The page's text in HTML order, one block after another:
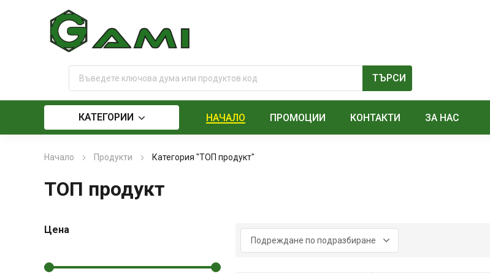
КАТЕГОРИИ НАЧАЛО ПРОМОЦИИ КОНТАКТИ ЗА НАС
Начало Продукти Категория "ТОП продукт"
ТОП продукт
Цена